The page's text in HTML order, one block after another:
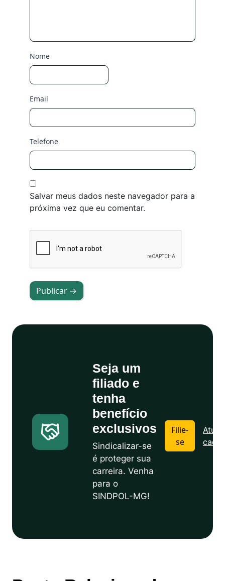
Nome
Email
Telefone
Salvar meus dados neste navegador para a
próxima vez que eu comentar.
Publicar →
Seja um
filiado e
tenha
benefício
exclusivos
Sindicalizar-se
é proteger sua
carreira. Venha
para o
SINDPOL-MG!
Filie-
se